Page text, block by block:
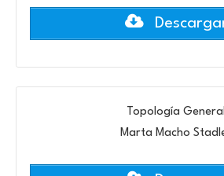
Topología General
Marta Macho